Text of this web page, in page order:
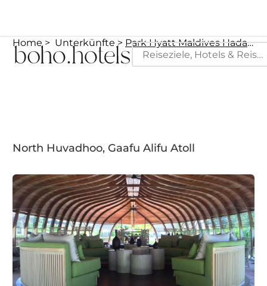
Home Unterkünfte Park Hyatt Maldives Hadahaa Resort
North Huvadhoo, Gaafu Alifu Atoll